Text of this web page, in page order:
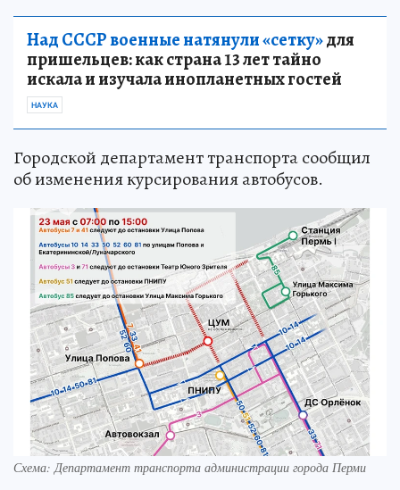
Над СССР военные натянули «сетку»для
пришельцев: как страна 13 лет тайно
искала и изучала инопланетных гостей
НАУКА
Городской департамент транспорта сообщил
об изменения курсирования автобусов.
Схема: Департамент транспорта администрации города Перми